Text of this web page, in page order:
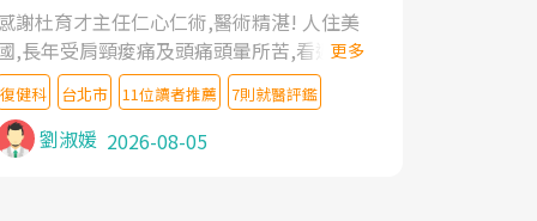
謝杜育才主任仁心仁術,醫術精湛! 人住美
,長年受肩頸痠痛及頭痛頭暈所苦,看遍名醫
授,做了各種檢查,也嘗試過西醫打針,中醫
灸及物理徒手治療都沒有用,後來連吃到嗎
類止痛藥都效果有限,只是壓症狀,沒多久就
起來,多年失眠嚴重影響生活品質. 台灣親
更多
復健科 台北市 11位讀者推薦 7則就醫評鑑
劉淑媛 2026-08-05